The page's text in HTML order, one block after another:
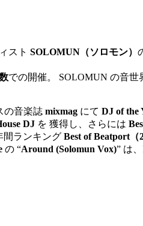
スト SOLOMUN（ソロモン）
での開催。 SOLOMUN の音世
の音楽誌 mixmag にて DJ of the
DJ を 獲得し、さらには
間ランキング Best of Beatport
の “Around (Solomun Vox)” は